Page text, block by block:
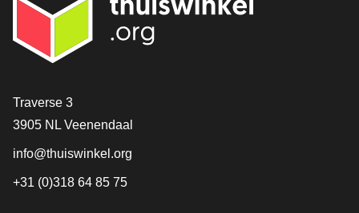
[_General:Contact]
Traverse 3
3905 NL Veenendaal
info@thuiswinkel.org
+31 (0)318 64 85 75